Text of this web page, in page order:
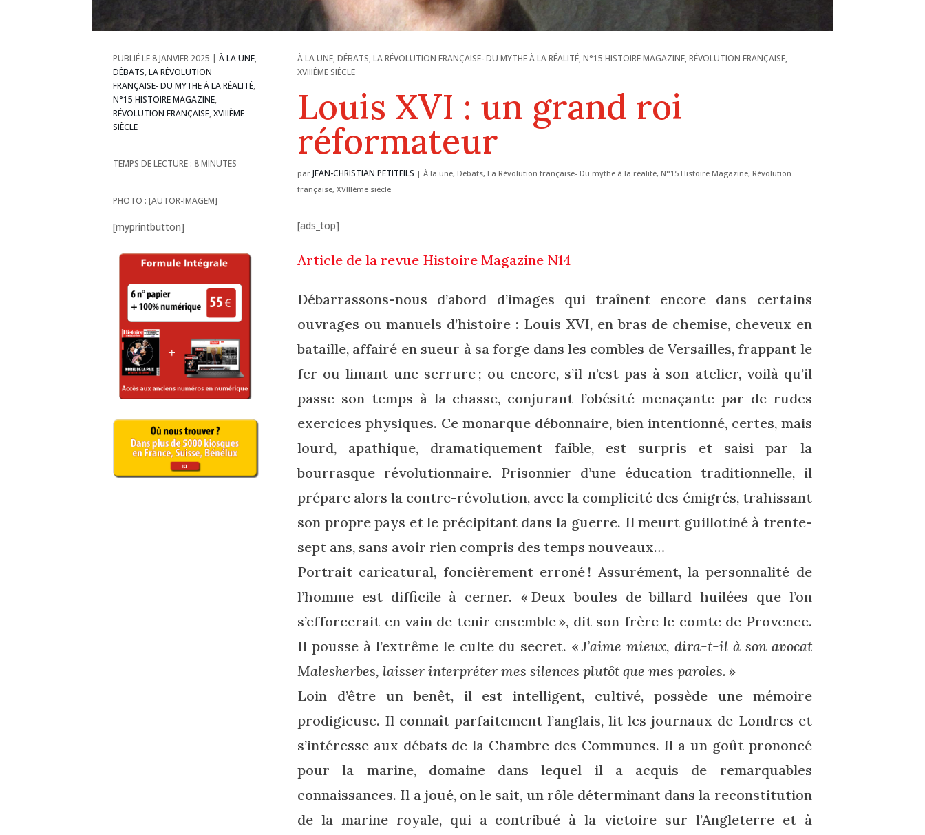
8 JANVIER 2025 |À LA UNE,
DÉBATS,LA RÉVOLUTION
FRANÇAISE- DU MYTHE À LA RÉALITÉ,
N°15 HISTOIRE MAGAZINE,
RÉVOLUTION FRANÇAISE,XVIIIÈME
SIÈCLE
TEMPS DE LECTURE : 8 MINUTES
PHOTO : [AUTOR-IMAGEM]
[myprintbutton]
À LA UNE,DÉBATS,LA RÉVOLUTION FRANÇAISE- DU MYTHE À LA RÉALITÉ,N°15 HISTOIRE MAGAZINE,RÉVOLUTION FRANÇAISE,
XVIIIÈME SIÈCLE
Louis XVI : un grand roi
réformateur
parJEAN-CHRISTIAN PETITFILS |À la une, Débats, La Révolution française- Du mythe à la réalité, N°15 Histoire Magazine, Révolution
française,XVIIIème siècle
[ads_top]
Article de la revue Histoire Magazine N14
Débarrassons-nous d’abord d’images qui traînent encore dans certains
ouvrages ou manuels d’histoire : Louis XVI, en bras de chemise, cheveux en
bataille, affairé en sueur à sa forge dans les combles de Versailles, frappant le
fer ou limant une serrure ; ou encore, s’il n’est pas à son atelier, voilà qu’il
passe son temps à la chasse, conjurant l’obésité menaçante par de rudes
exercices physiques. Ce monarque débonnaire, bien intentionné, certes, mais
lourd, apathique, dramatiquement faible, est surpris et saisi par la
bourrasque révolutionnaire. Prisonnier d’une éducation traditionnelle, il
prépare alors la contre-révolution, avec la complicité des émigrés, trahissant
son propre pays et le précipitant dans la guerre. Il meurt guillotiné à trente-
sept ans, sans avoir rien compris des temps nouveaux…
Portrait caricatural, foncièrement erroné ! Assurément, la personnalité de
l’homme est difficile à cerner. « Deux boules de billard huilées que l’on
s’efforcerait en vain de tenir ensemble », dit son frère le comte de Provence.
Il pousse à l’extrême le culte du secret. «J’aime mieux, dira-t-il à son avocat
Malesherbes, laisser interpréter mes silences plutôt que mes paroles.»
Loin d’être un benêt, il est intelligent, cultivé, possède une mémoire
prodigieuse. Il connaît parfaitement l’anglais, lit les journaux de Londres et
s’intéresse aux débats de la Chambre des Communes. Il a un goût prononcé
pour la marine, domaine dans lequel il a acquis de remarquables
connaissances. Il a joué, on le sait, un rôle déterminant dans la reconstitution
de la marine royale, qui a contribué à la victoire sur l’Angleterre et à